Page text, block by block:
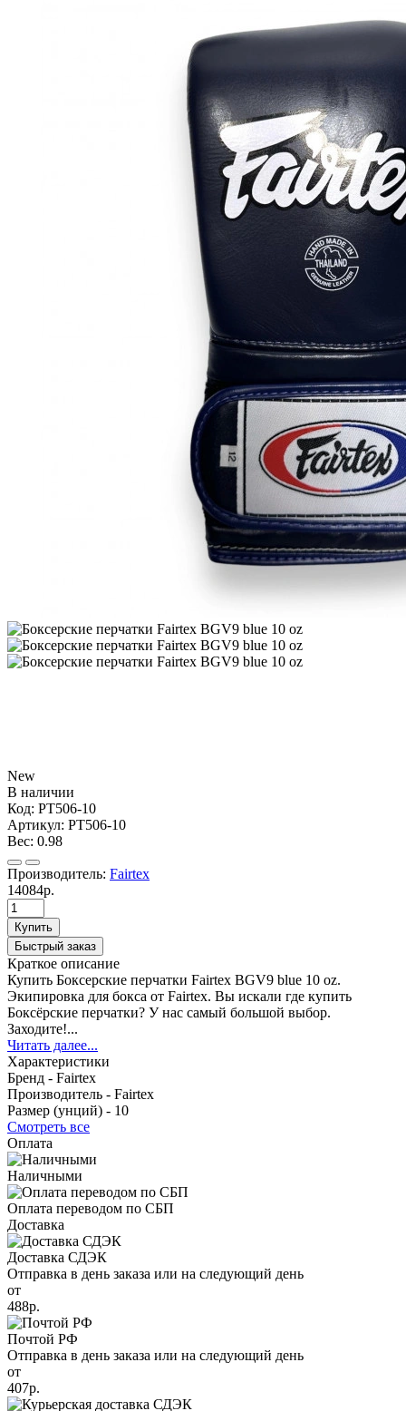
New
В наличии
Код: PT506-10
Артикул: PT506-10
Вес: 0.98
Производитель: Fairtex
14084р.
Купить
Быстрый заказ
Краткое описание
Купить Боксерские перчатки Fairtex BGV9 blue 10 oz.
Экипировка для бокса от Fairtex. Вы искали где купить
Боксёрские перчатки? У нас самый большой выбор.
Заходите!...
Читать далее...
Характеристики
Бренд - Fairtex
Производитель - Fairtex
Размер (унций) - 10
Смотреть все
Оплата
Наличными
Оплата переводом по СБП
Доставка
Доставка СДЭК
Отправка в день заказа или на следующий день
от
488р.
Почтой РФ
Отправка в день заказа или на следующий день
от
407р.